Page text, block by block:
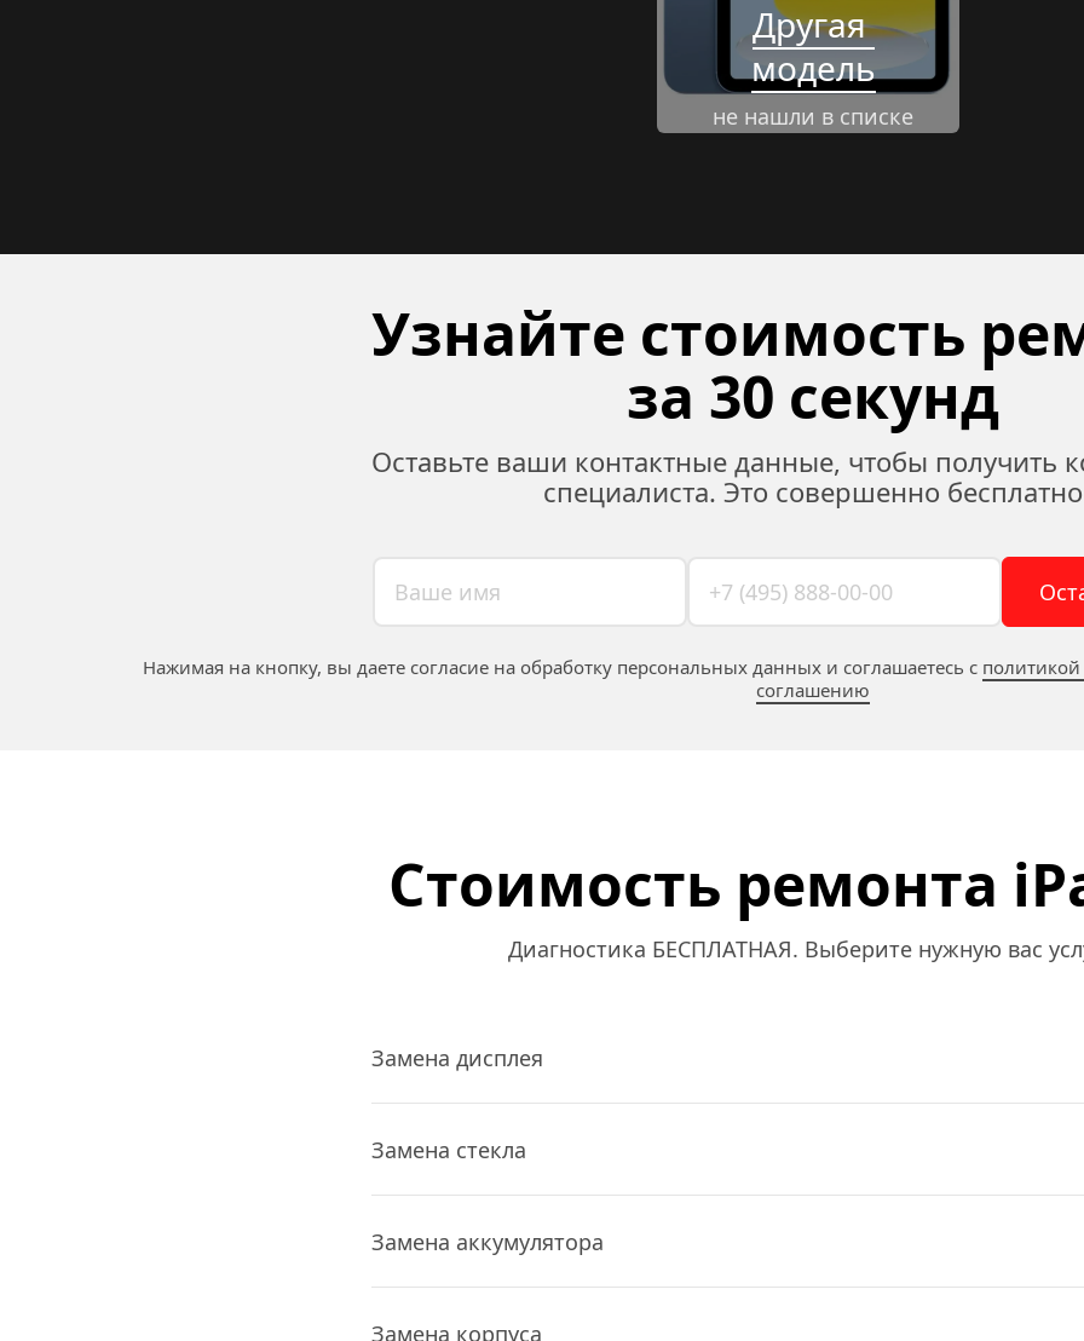
Другая
модель
не нашли в списке
Узнайте стоимость
за 30 секунд
Оставьте ваши контактные данные, чтобы получить
специалиста. Это совершенно бесплатно
Нажимая на кнопку, вы даете согласие на обработку персональных данных и соглашаетесь c
соглашению
Стоимость ремонта
Диагностика БЕСПЛАТНАЯ. Выберите нужную вас
Замена дисплея
Замена стекла
Замена аккумулятора
Замена корпуса